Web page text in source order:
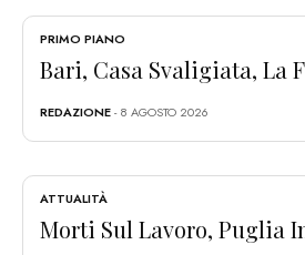
PRIMO PIANO
Bari, Casa Svaligiata, La
REDAZIONE- 8 AGOSTO 2026
ATTUALITÀ
Morti Sul Lavoro, Puglia